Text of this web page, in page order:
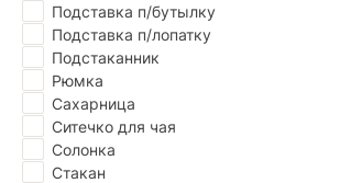
Подставка п/бутылку
Подставка п/лопатку
Подстаканник
Рюмка
Сахарница
Ситечко для чая
Солонка
Стакан